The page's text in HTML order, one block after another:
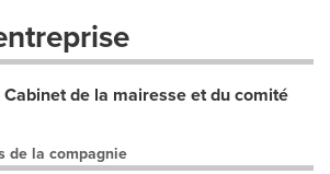
de la mairesse et du comité
de la compagnie